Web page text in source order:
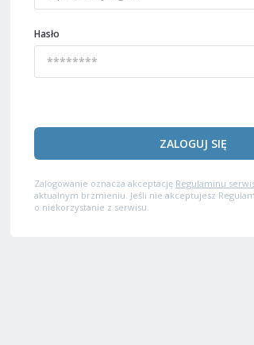
Hasło
ZALOGUJ SIĘ
Zalogowanie oznacza akceptację Regulaminu
aktualnym brzmieniu. Jeśli nie akceptujesz
o niekorzystanie z serwisu.